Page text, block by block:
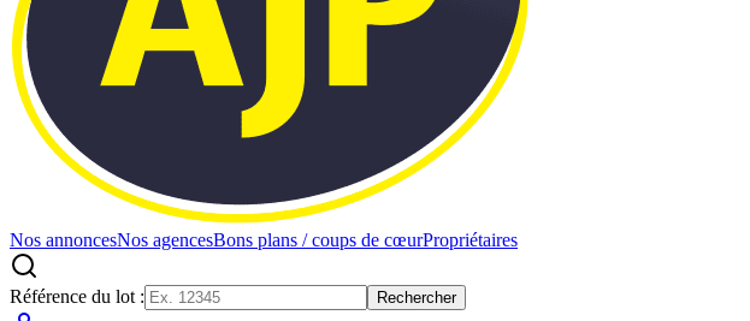
Nos annoncesNos agencesBons plans / coups de cœurPropriétaires
Référence du lot : Rechercher